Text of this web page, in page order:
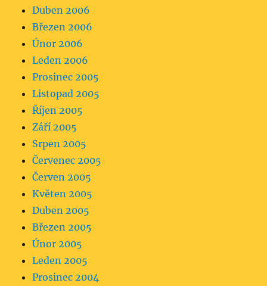
Duben 2006
Březen 2006
Únor 2006
Leden 2006
Prosinec 2005
Listopad 2005
Říjen 2005
Září 2005
Srpen 2005
Červenec 2005
Červen 2005
Květen 2005
Duben 2005
Březen 2005
Únor 2005
Leden 2005
Prosinec 2004